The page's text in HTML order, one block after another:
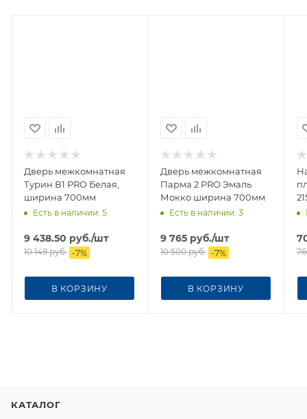
Дверь межкомнатная
Турин В1 PRO Белая,
ширина 700мм
Есть в наличии: 5
9 438.50 руб./шт
10 149руб. -7%
В КОРЗИНУ
Дверь межкомнатная
Парма 2 PRO Эмаль
Мокко ширина 700мм
Есть в наличии: 3
9 765 руб./шт
10 500руб. -7%
В КОРЗИНУ
КАТАЛОГ